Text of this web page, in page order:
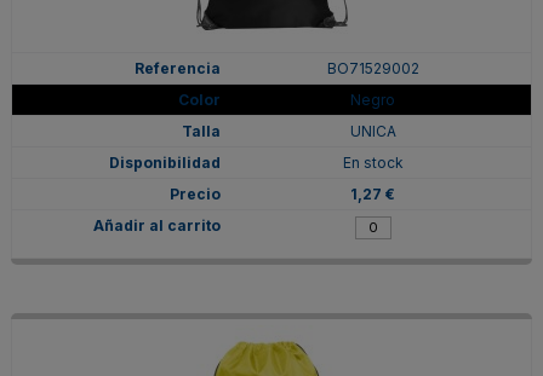
BO71529002
Negro
UNICA
En stock
1,27 €